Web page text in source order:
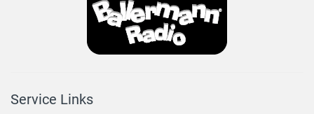
Service Links